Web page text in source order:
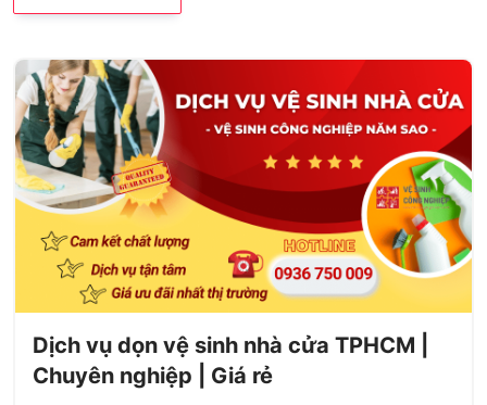
Dịch vụ dọn vệ sinh nhà cửa TPHCM |
Chuyên nghiệp | Giá rẻ